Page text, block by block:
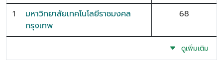
1
มหาวิทยาลัยเทคโนโลยีราชมงคล
กรุงเทพ
68
ดูเพิ่มเติม